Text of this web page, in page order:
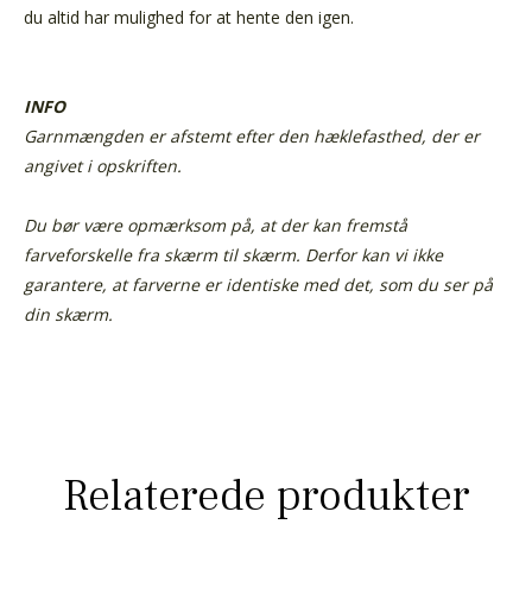
du altid har mulighed for at hente den igen.
INFO
Garnmængden er afstemt efter den hæklefasthed, der er
angivet i opskriften.
Du bør være opmærksom på, at der kan fremstå
farveforskelle fra skærm til skærm. Derfor kan vi ikke
garantere, at farverne er identiske med det, som du ser på
din skærm.
Relaterede produkter